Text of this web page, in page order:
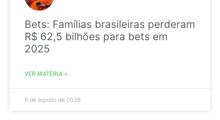
Bets: Famílias brasileiras perderam
R$ 62,5 bilhões para bets em
2025
VER MATÉRIA »
6 de agosto de 2026